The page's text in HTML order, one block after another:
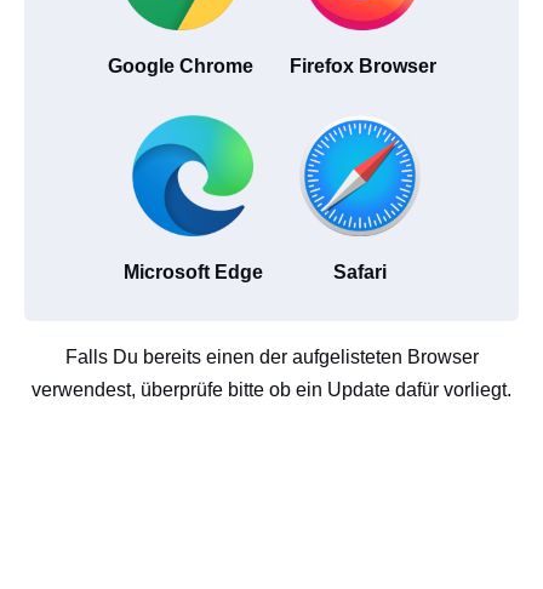
Google Chrome Firefox Browser
Microsoft Edge Safari
Falls Du bereits einen der aufgelisteten Browser
verwendest, überprüfe bitte ob ein Update dafür vorliegt.